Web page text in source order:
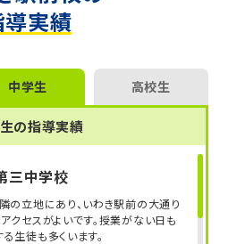
授業、学習相談、教室見学は
ー 浅沼 潤一
実績
中学生 高校生
の指導実績
三中学校
の立地にあり、いわき駅前の大通り
クセスがよいです。授業がない日も
生徒も多くいます。